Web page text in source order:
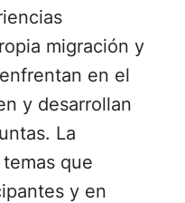
migración y
en el
y desarrollan
La
que
y en